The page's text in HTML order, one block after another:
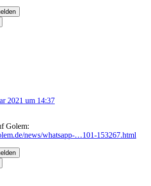
2021 um 14:37
Golem:
news/whatsapp-…101-153267.html